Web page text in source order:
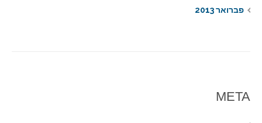
פברואר 2013
META